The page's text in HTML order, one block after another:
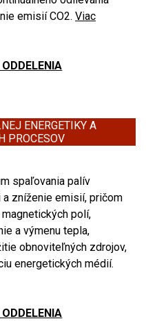
emisií CO2. Viac
ENERGETIKY A
PROCESOV
spaľovania palív
zníženie emisií, pričom
polí,
a výmenu tepla,
obnoviteľných zdrojov,
energetických médií.